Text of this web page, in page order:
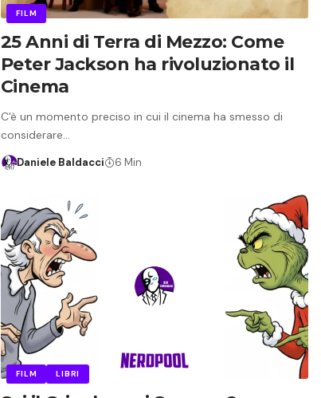
FILM
25 Anni di Terra di Mezzo: Come
Peter Jackson ha rivoluzionato il
Cinema
C'è un momento preciso in cui il cinema ha smesso di
considerare…
Daniele Baldacci 6 Min
FILM LIBRI